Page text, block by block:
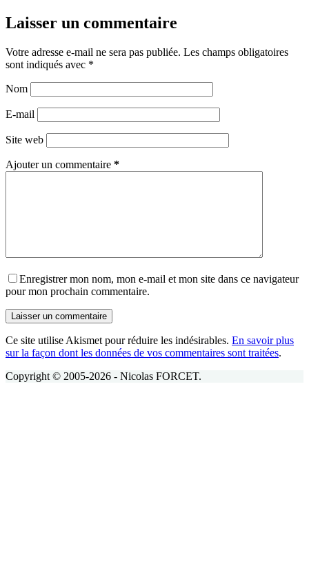
Laisser un commentaire
Votre adresse e-mail ne sera pas publiée. Les champs obligatoires
sont indiqués avec *
Nom
E-mail
Site web
Ajouter un commentaire *
Enregistrer mon nom, mon e-mail et mon site dans ce navigateur
pour mon prochain commentaire.
Laisser un commentaire
Ce site utilise Akismet pour réduire les indésirables. En savoir plus
sur la façon dont les données de vos commentaires sont traitées.
Copyright © 2005-2026 - Nicolas FORCET.